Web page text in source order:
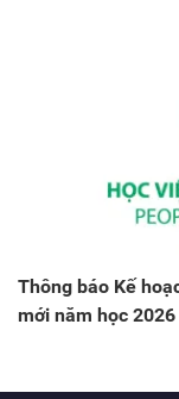
Thông báo Kế
mới năm học